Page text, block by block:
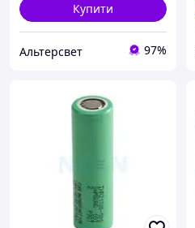
Купити
Альтерсвет 97%